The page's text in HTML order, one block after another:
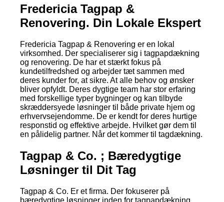
Fredericia Tagpap &
Renovering. Din Lokale Ekspert
Fredericia Tagpap & Renovering er en lokal
virksomhed. Der specialiserer sig i tagpapdækning
og renovering. De har et stærkt fokus på
kundetilfredshed og arbejder tæt sammen med
deres kunder for, at sikre. At alle behov og ønsker
bliver opfyldt. Deres dygtige team har stor erfaring
med forskellige typer bygninger og kan tilbyde
skræddersyede løsninger til både private hjem og
erhvervsejendomme. De er kendt for deres hurtige
responstid og effektive arbejde. Hvilket gør dem til
en pålidelig partner. Når det kommer til tagdækning.
Tagpap & Co. ; Bæredygtige
Løsninger til Dit Tag
Tagpap & Co. Er et firma. Der fokuserer på
bæredygtige løsninger inden for tagpapdækning.